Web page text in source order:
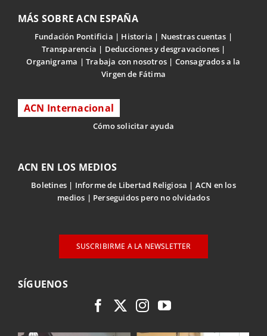
MÁS SOBRE ACN ESPAÑA
Fundación Pontificia Historia
Nuestras cuentas
Transparencia
Deducciones y desgravaciones
Organigrama
Trabaja con nosotros
Consagrados a la
Virgen de Fátima
ACN Internacional
Cómo solicitar ayuda
ACN EN LOS MEDIOS
Boletines Informe de Libertad Religiosa
ACN en los
medios
Perseguidos pero no olvidados
SUSCRIBIRME A LA NEWSLETTER
SÍGUENOS